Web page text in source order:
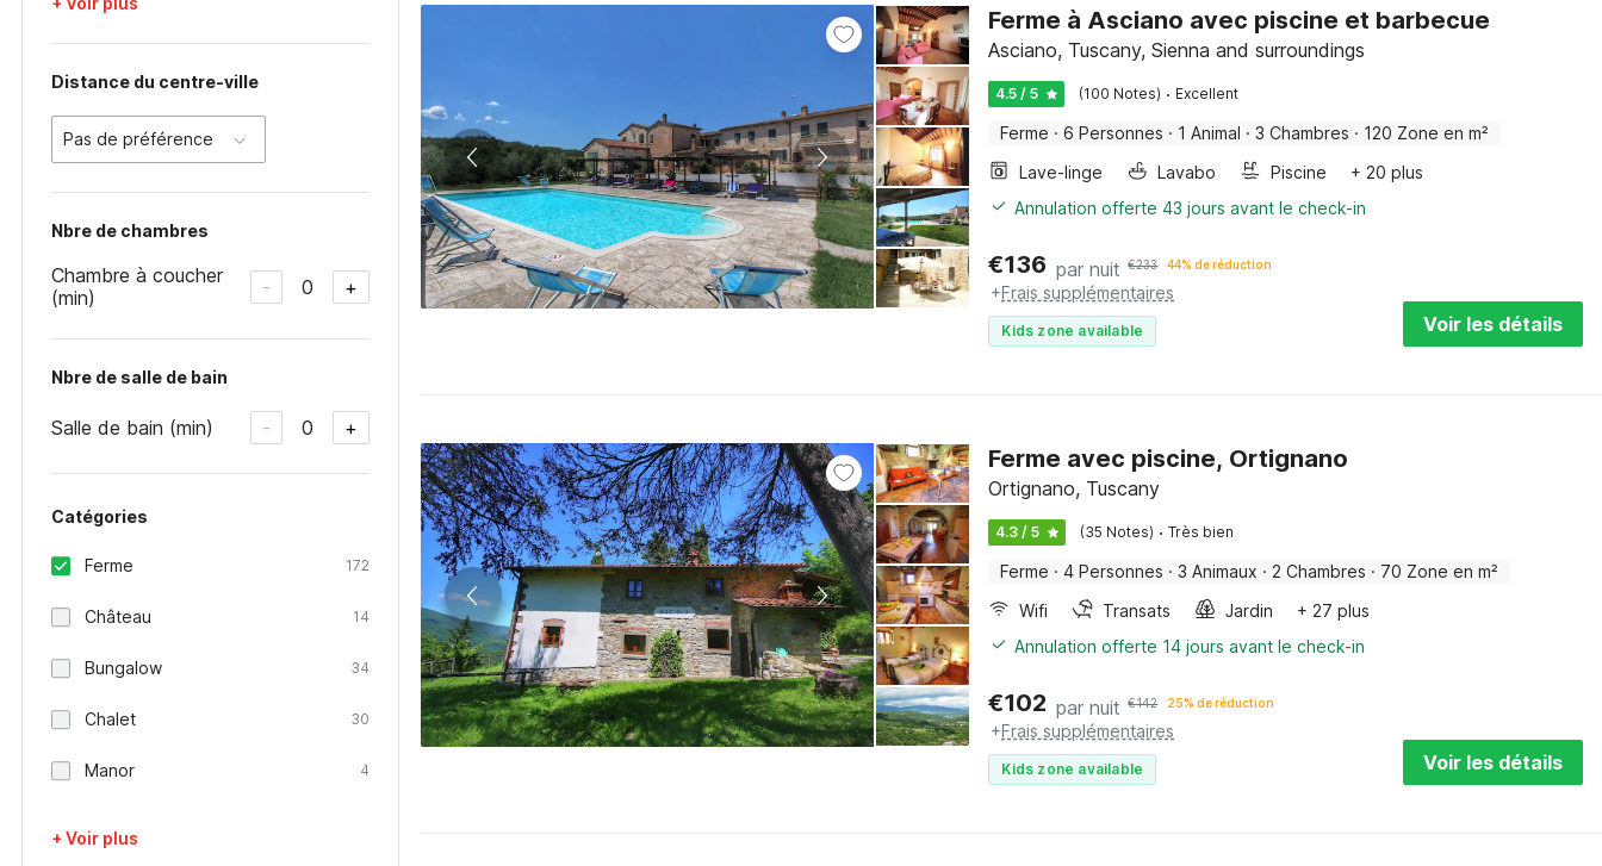
Distance du centre-ville
Pas de préférence
Nbre de chambres
Chambre à coucher
(min)
- 0 +
Nbre de salle de bain
Salle de bain (min) - 0 +
Catégories
Ferme 172
Château 14
Bungalow 34
Chalet 30
Manor 4
+ Voir plus
Ferme à Asciano avec piscine et barbecue
Asciano, Tuscany, Sienna and surroundings
4.5 / 5 (100 Notes) · Excellent
Ferme · 6 Personnes · 1 Animal · 3 Chambres · 120 Zone en m²
Lave-linge
Lavabo Piscine
+ 20 plus
Annulation offerte 43 jours avant le check-in
€136 par nuit €233 44% de réduction
+Frais supplémentaires
Kids zone available Voir les détails
Ferme avec piscine, Ortignano
Ortignano, Tuscany
4.3 / 5 (35 Notes) · Très bien
Ferme · 4 Personnes · 3 Animaux · 2 Chambres · 70 Zone en m²
Wifi
Transats Jardin
+ 27 plus
Annulation offerte 14 jours avant le check-in
€102 par nuit €142 25% de réduction
+Frais supplémentaires
Kids zone available Voir les détails